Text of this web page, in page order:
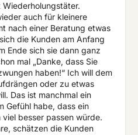
Wiederholungstäter.
auch für kleinere
nach einer Beratung etwas
die Kunden am Anfang
Ende sich sie dann ganz
mal „Danke, dass Sie
haben!“ Ich will dem
oder zu etwas
Das ist manchmal ein
Gefühl habe, dass ein
besser passen würde.
schätzen die Kunden